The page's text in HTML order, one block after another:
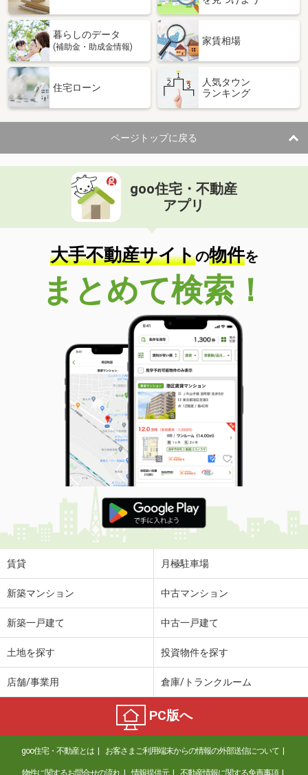
暮らしのデータ
(補助金・助成金情報)
家賃相場
住宅ローン
人気タウン
ランキング
ページトップに戻る
goo住宅・不動産
アプリ
大手不動産サイトの物件を
まとめて検索！
賃貸 月極駐車場
新築マンション 中古マンション
新築一戸建て 中古一戸建て
土地を探す 投資物件を探す
店舗/事業用 倉庫/トランクルーム
PC版へ
goo住宅・不動産とは お客さまご利用端末からの情報の外部送信について
物件に関するお問合せの流れ 情報提供元 不動産情報に関する免責事項